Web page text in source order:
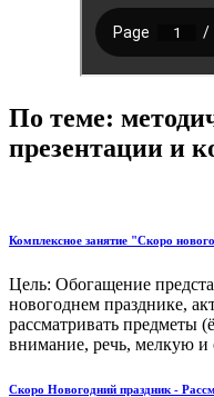
По теме:
презентации и
Комплексное занятие "Скоро
Цель: Обогащение
новогоднем празднике,
рассматривать предметы
внимание, речь, мелкую и
Скоро Новогодний праздник -